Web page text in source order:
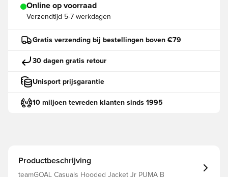
Online op voorraad
Verzendtijd 5-7 werkdagen
Gratis verzending bij bestellingen boven €79
30 dagen gratis retour
Unisport prijsgarantie
10 miljoen tevreden klanten sinds 1995
Productbeschrijving
teamGOAL Casuals Hooded Jacket Jr PUMA B